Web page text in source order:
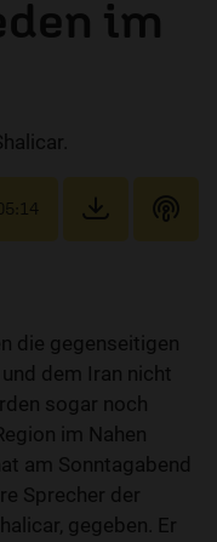
im
die gegenseitigen
dem Iran nicht
sogar noch
im Nahen
am Sonntagabend
Sprecher der
gegeben. Er